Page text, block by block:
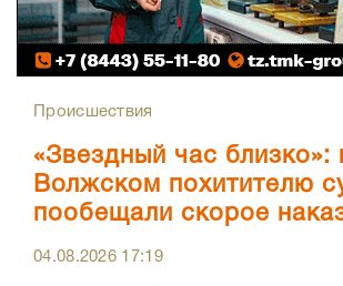
Происшествия
«Звездный час близко»:
Волжском похитителю
пообещали скорое
04.08.2026 17:19